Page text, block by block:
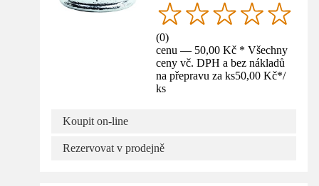
(0)
cenu — 50,00 Kč * Všechny
ceny vč. DPH a bez nákladů
na přepravu za ks50,00 Kč*/
ks
Koupit on-line
Rezervovat v prodejně